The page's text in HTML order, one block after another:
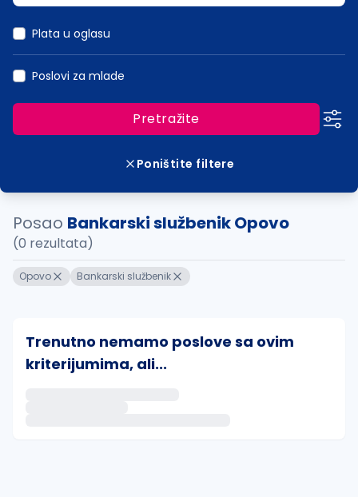
Plata u oglasu
Poslovi za mlade
Pretražite
Poništite filtere
Posao Bankarski službenik Opovo
(0 rezultata)
Opovo Bankarski službenik
Trenutno nemamo poslove sa ovim
kriterijumima, ali...